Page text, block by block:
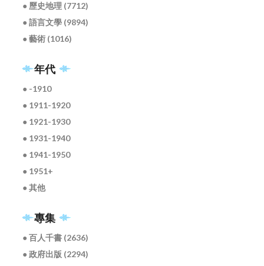
● 歷史地理 (7712)
● 語言文學 (9894)
● 藝術 (1016)
年代
● -1910
● 1911-1920
● 1921-1930
● 1931-1940
● 1941-1950
● 1951+
● 其他
專集
● 百人千書 (2636)
● 政府出版 (2294)